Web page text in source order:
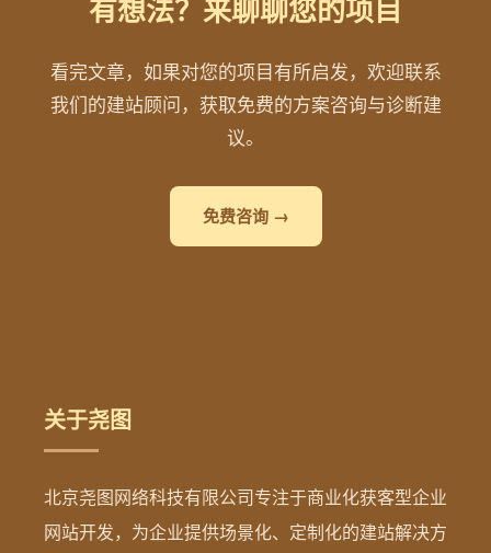
有想法？来聊聊您的项目
看完文章，如果对您的项目有所启发，欢迎联系
我们的建站顾问，获取免费的方案咨询与诊断建
议。
免费咨询 →
关于尧图
北京尧图网络科技有限公司专注于商业化获客型企业
网站开发，为企业提供场景化、定制化的建站解决方